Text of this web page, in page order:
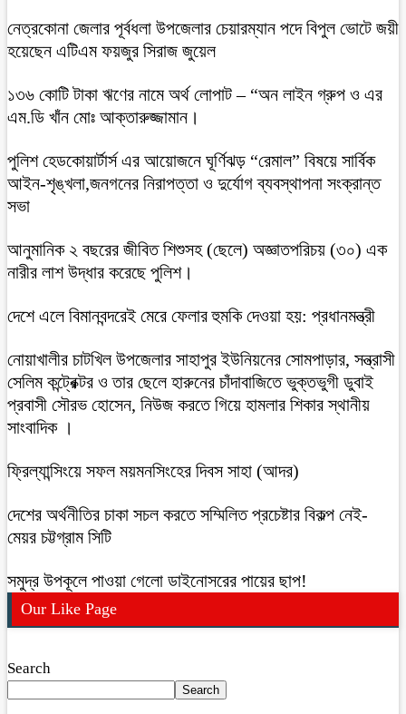
নেত্রকোনা জেলার পূর্বধলা উপজেলার চেয়ারম্যান পদে বিপুল ভোটে জয়ী
হয়েছেন এটিএম ফয়জুর সিরাজ জুয়েল
১৩৬ কোটি টাকা ঋণের নামে অর্থ লোপাট – “অন লাইন গ্রুপ ও এর
এম.ডি খাঁন মোঃ আক্তারুজ্জামান।
পুলিশ হেডকোয়ার্টার্স এর আয়োজনে ঘূর্ণিঝড় “রেমাল” বিষয়ে সার্বিক
আইন-শৃঙ্খলা,জনগনের নিরাপত্তা ও দুর্যোগ ব্যবস্থাপনা সংক্রান্ত
সভা
আনুমানিক ২ বছরের জীবিত শিশুসহ (ছেলে) অজ্ঞাতপরিচয় (৩০) এক
নারীর লাশ উদ্ধার করেছে পুলিশ।
দেশে এলে বিমানবন্দরেই মেরে ফেলার হুমকি দেওয়া হয়: প্রধানমন্ত্রী
নোয়াখালীর চাটখিল উপজেলার সাহাপুর ইউনিয়নের সোমপাড়ার, সন্ত্রাসী
সেলিম কন্ট্রেক্টর ও তার ছেলে হারুনের চাঁদাবাজিতে ভুক্তভুগী ডুবাই
প্রবাসী সৌরভ হোসেন, নিউজ করতে গিয়ে হামলার শিকার স্থানীয়
সাংবাদিক ।
ফ্রিল্যান্সিংয়ে সফল ময়মনসিংহের দিবস সাহা (আদর)
দেশের অর্থনীতির চাকা সচল করতে সম্মিলিত প্রচেষ্টার বিকল্প নেই-
মেয়র চট্টগ্রাম সিটি
সমুদ্র উপকূলে পাওয়া গেলো ডাইনোসরের পায়ের ছাপ!
Our Like Page
Search
Search